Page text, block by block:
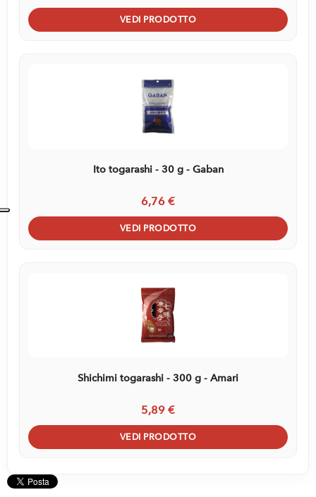
VEDI PRODOTTO
Ito togarashi - 30 g - Gaban
6,76 €
VEDI PRODOTTO
Shichimi togarashi - 300 g - Amari
5,89 €
VEDI PRODOTTO